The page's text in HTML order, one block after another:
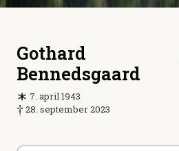
Gothard
Bennedsgaard
7. april 1943
28. september 2023